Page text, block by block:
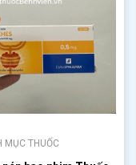
MỤC THUỐC